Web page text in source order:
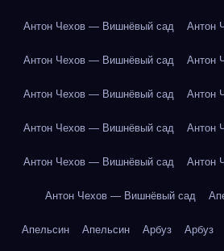
Антон Чехов — Вишнёвый сад Антон
Антон Чехов — Вишнёвый сад Антон
Антон Чехов — Вишнёвый сад Антон
Антон Чехов — Вишнёвый сад Антон
Антон Чехов — Вишнёвый сад Антон
Антон Чехов — Вишнёвый сад
Апельсин Апельсин Арбуз Арбуз